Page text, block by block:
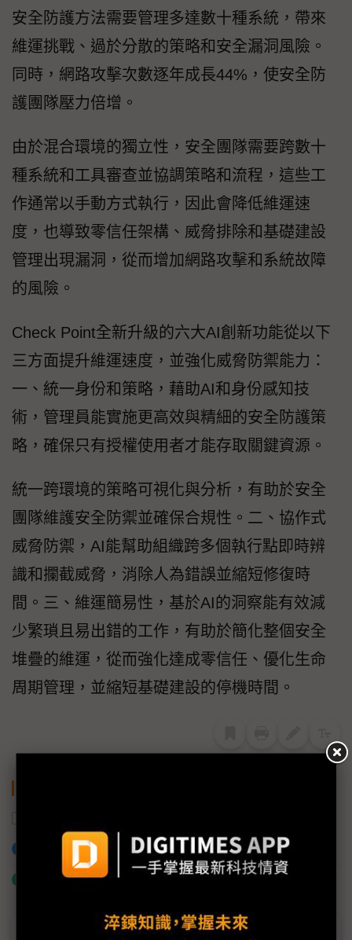
安全防護方法需要管理多達數十種系統，帶來
維運挑戰、過於分散的策略和安全漏洞風險。
同時，網路攻擊次數逐年成長44%，使安全防
護團隊壓力倍增。
由於混合環境的獨立性，安全團隊需要跨數十
種系統和工具審查並協調策略和流程，這些工
作通常以手動方式執行，因此會降低維運速
度，也導致零信任架構、威脅排除和基礎建設
管理出現漏洞，從而增加網路攻擊和系統故障
的風險。
Check Point全新升級的六大AI創新功能從以下
三方面提升維運速度，並強化威脅防禦能力：
一、統一身份和策略，藉助AI和身份感知技
術，管理員能實施更高效與精細的安全防護策
略，確保只有授權使用者才能存取關鍵資源。
統一跨環境的策略可視化與分析，有助於安全
團隊維護安全防禦並確保合規性。二、協作式
威脅防禦，AI能幫助組織跨多個執行點即時辨
識和攔截威脅，消除人為錯誤並縮短修復時
間。三、維運簡易性，基於AI的洞察能有效減
少繁瑣且易出錯的工作，有助於簡化整個安全
堆疊的維運，從而強化達成零信任、優化生命
周期管理，並縮短基礎建設的停機時間。
加入已選取到「關鍵字追蹤」
什麼是「關鍵字追蹤」
近７天熱門報導